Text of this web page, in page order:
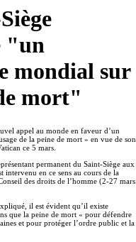
"un
mondial sur
mort"
appel au monde en faveur d’un
de la peine de mort » en vue de son
ce 5 mars.
permanent du Saint-Siège aux
intervenu en ce sens au cours de la
des droits de l’homme (2-27 mars
il est évident qu’il existe
que la peine de mort « pour défendre
et pour protéger l’ordre public et la